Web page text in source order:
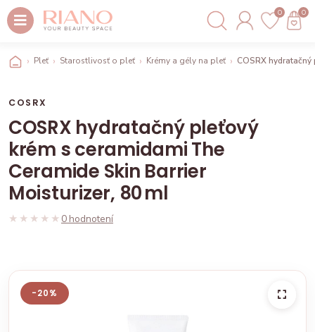
0 0
Pleť Starostlivosť o pleť Krémy a gély na pleť COSRX
COSRX
COSRX hydratačný pleťový
krém s ceramidami The
Ceramide Skin Barrier
Moisturizer, 80 ml
★★★★★
★★★★★ 0 hodnotení
-20%